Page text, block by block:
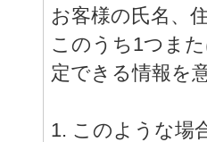
お客様の氏名、
このうち1つま
定できる情報を
1. このような場